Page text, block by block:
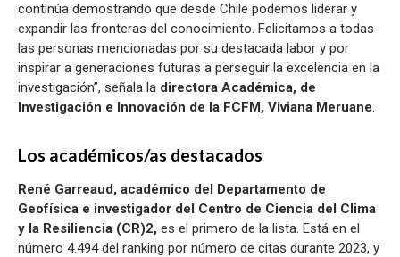
continúa demostrando que desde Chile podemos liderar y
expandir las fronteras del conocimiento. Felicitamos a todas
las personas mencionadas por su destacada labor y por
inspirar a generaciones futuras a perseguir la excelencia en la
investigación”, señala la directora Académica, de
Investigación e Innovación de la FCFM, Viviana Meruane.
Los académicos/as destacados
René Garreaud, académico del Departamento de
Geofísica e investigador del Centro de Ciencia del Clima
y la Resiliencia (CR)2, es el primero de la lista. Está en el
número 4.494 del ranking por número de citas durante 2023, y